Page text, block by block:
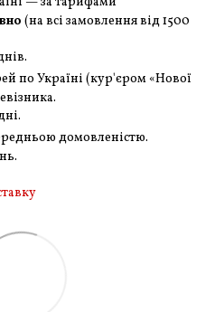
(на всі замовленнявід 1500
по Україні (кур'єром «Нової
домовленістю.